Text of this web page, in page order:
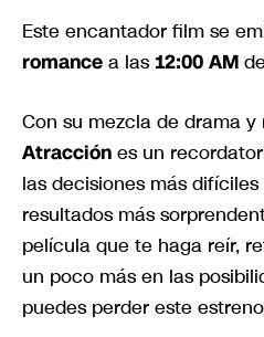
Este encantador film se
romance a las12:00 AM
Con su mezcla de drama y
Atracción es un
las decisiones más
resultados más
película que te haga reír,
un poco más en las
puedes perder este